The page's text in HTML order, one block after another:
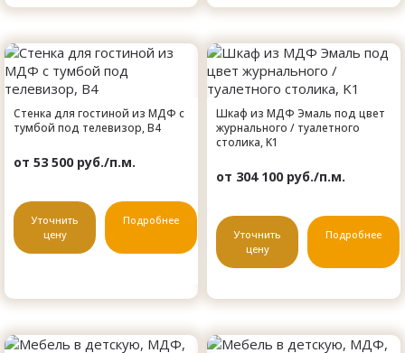
Стенка для гостиной из МДФ с
тумбой под телевизор, B4
от 53 500 руб./п.м.
Уточнить
цену
Подробнее
Шкаф из МДФ Эмаль под цвет
журнального / туалетного
столика, K1
от 304 100 руб./п.м.
Уточнить
цену
Подробнее